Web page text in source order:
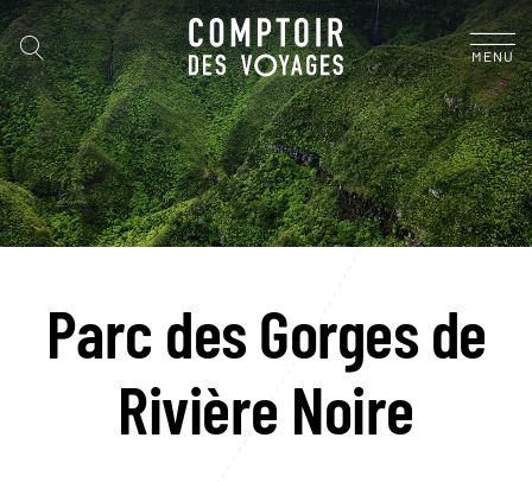
MENU
Parc des Gorges de
Rivière Noire